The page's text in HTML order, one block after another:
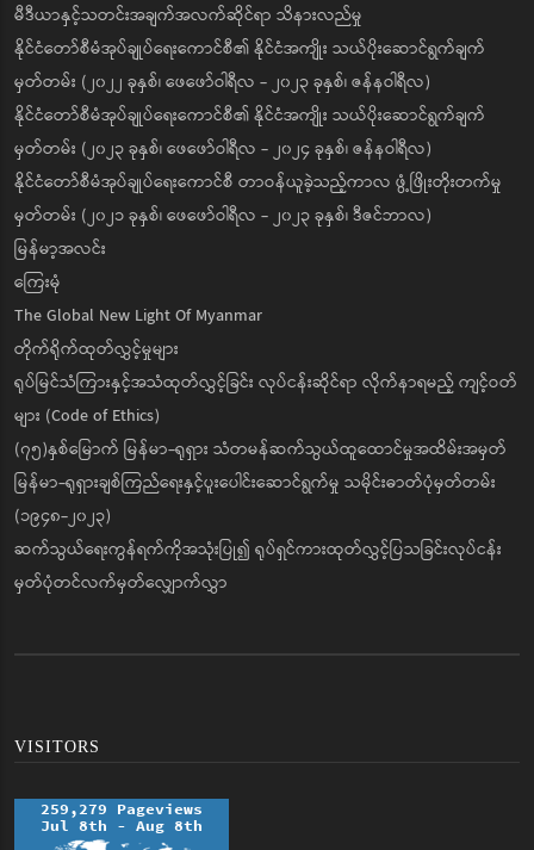
မီဒီယာနှင့်သတင်းအချက်အလက်ဆိုင်ရာ သိနားလည်မှု
နိုင်ငံတော်စီမံအုပ်ချုပ်ရေးကောင်စီ၏ နိုင်ငံအကျိုး သယ်ပိုးဆောင်ရွက်ချက်
မှတ်တမ်း (၂၀၂၂ ခုနှစ်၊ ဖေဖော်ဝါရီလ - ၂၀၂၃ ခုနှစ်၊ ဇန်နဝါရီလ)
နိုင်ငံတော်စီမံအုပ်ချုပ်ရေးကောင်စီ၏ နိုင်ငံအကျိုး သယ်ပိုးဆောင်ရွက်ချက်
မှတ်တမ်း (၂၀၂၃ ခုနှစ်၊ ဖေဖော်ဝါရီလ - ၂၀၂၄ ခုနှစ်၊ ဇန်နဝါရီလ)
နိုင်ငံတော်စီမံအုပ်ချုပ်ရေးကောင်စီ တာဝန်ယူခဲ့သည့်ကာလ ဖွံ့ဖြိုးတိုးတက်မှု
မှတ်တမ်း (၂၀၂၁ ခုနှစ်၊ ဖေဖော်ဝါရီလ - ၂၀၂၃ ခုနှစ်၊ ဒီဇင်ဘာလ)
မြန်မာ့အလင်း
ကြေးမုံ
The Global New Light Of Myanmar
တိုက်ရိုက်ထုတ်လွှင့်မှုများ
ရုပ်မြင်သံကြားနှင့်အသံထုတ်လွှင့်ခြင်း လုပ်ငန်းဆိုင်ရာ လိုက်နာရမည့် ကျင့်ဝတ်
များ (Code of Ethics)
(၇၅)နှစ်မြောက် မြန်မာ-ရုရှား သံတမန်ဆက်သွယ်ထူထောင်မှုအထိမ်းအမှတ်
မြန်မာ-ရုရှားချစ်ကြည်ရေးနှင့်ပူးပေါင်းဆောင်ရွက်မှု သမိုင်းဓာတ်ပုံမှတ်တမ်း
(၁၉၄၈-၂၀၂၃)
ဆက်သွယ်ရေးကွန်ရက်ကိုအသုံးပြု၍ ရုပ်ရှင်ကားထုတ်လွှင့်ပြသခြင်းလုပ်ငန်း
မှတ်ပုံတင်လက်မှတ်လျှောက်လွှာ
VISITORS